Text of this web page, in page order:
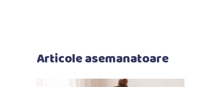
Articole asemanatoare